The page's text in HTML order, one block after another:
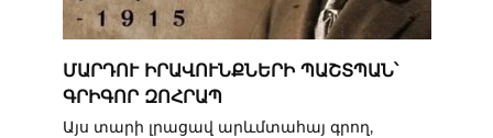
ՄԱՐԴՈՒ ԻՐԱՎՈՒՆՔՆԵՐԻ ՊԱՇՏՊԱՆ՝
ԳՐԻԳՈՐ ԶՈՀՐԱՊ
Այս տարի լրացավ արևմտահայ գրող,